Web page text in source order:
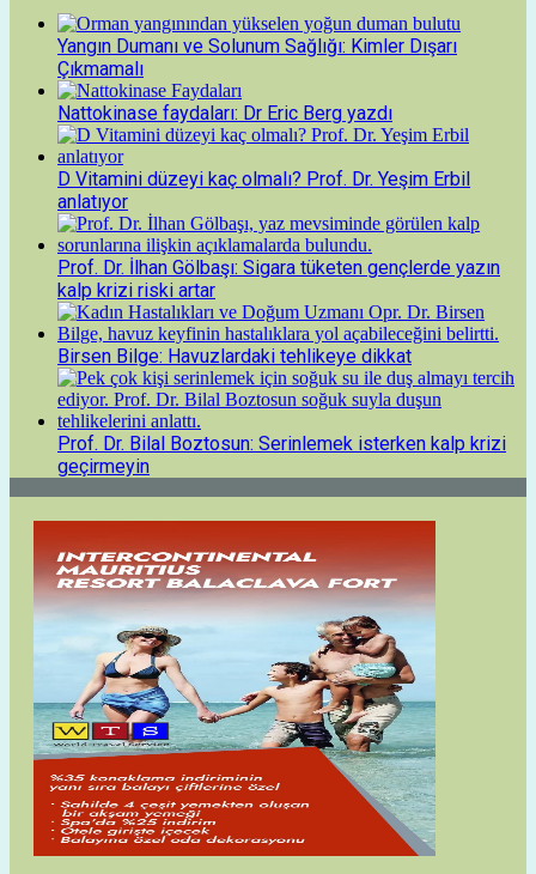
Yangın Dumanı ve Solunum Sağlığı: Kimler Dışarı
Çıkmamalı
Nattokinase faydaları: Dr Eric Berg yazdı
D Vitamini düzeyi kaç olmalı? Prof. Dr. Yeşim Erbil
anlatıyor
Prof. Dr. İlhan Gölbaşı: Sigara tüketen gençlerde yazın
kalp krizi riski artar
Birsen Bilge: Havuzlardaki tehlikeye dikkat
Prof. Dr. Bilal Boztosun: Serinlemek isterken kalp krizi
geçirmeyin